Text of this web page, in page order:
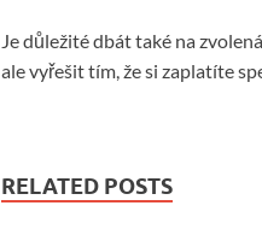
Je důležité dbát také na
ale vyřešit tím, že si zaplatíte
RELATED POSTS